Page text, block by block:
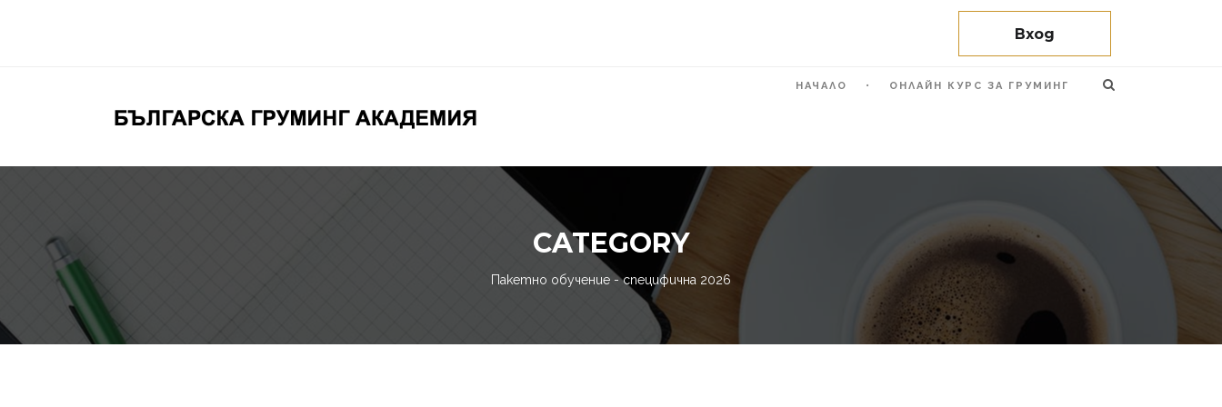
Вход
НАЧАЛО ОНЛАЙН КУРС ЗА ГРУМИНГ
CATEGORY
Пакетно обучение - специфична 2026